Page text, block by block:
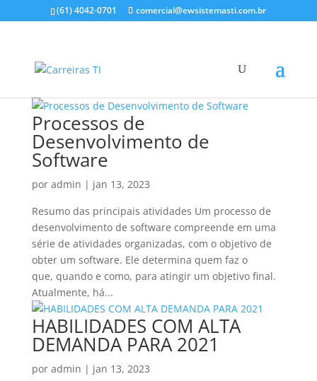
(61) 4042-0701 comercial@ewsistemasti.com.br
Processos de
Desenvolvimento de
Software
por admin | jan 13, 2023
Resumo das principais atividades Um processo de
desenvolvimento de software compreende em uma
série de atividades organizadas, com o objetivo de
obter um software. Ele determina quem faz o
que, quando e como, para atingir um objetivo final.
Atualmente, há...
HABILIDADES COM ALTA
DEMANDA PARA 2021
por admin | jan 13, 2023